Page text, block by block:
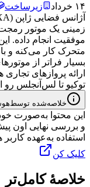
۱۴ خرداد زیرساخت
آژانس فضایی ژاپن
زمینی یک موتور
موفقیت انجام داده.
متحرک کار می‌کنه و با
بسیار فراتر از
ارائه پروازهای تجاری
توکیو تا لس‌آنجلس رو
خلاصه‌شده توسط
این محتوا به‌صورت
و بررسی نهایی اون
استفاده به‌عهده
کلیک کن
خلاصهٔ کامل‌تر